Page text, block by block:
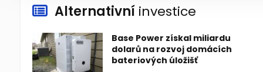
Alternativní investice
Base Power získal miliardu
dolarů na rozvoj domácích
bateriových úložišť